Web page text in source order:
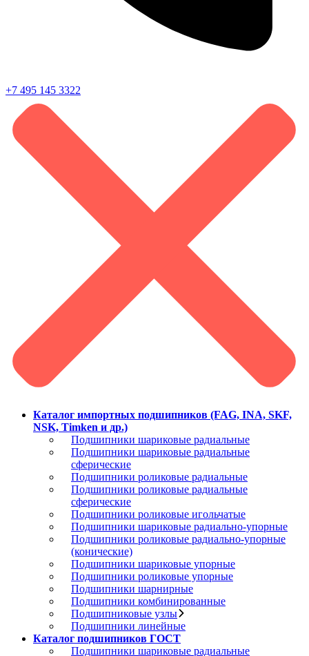
+7 495 145 3322
Каталог импортных подшипников (FAG, INA, SKF,
NSK, Timken и др.)
Подшипники шариковые радиальные
Подшипники шариковые радиальные
сферические
Подшипники роликовые радиальные
Подшипники роликовые радиальные
сферические
Подшипники роликовые игольчатые
Подшипники шариковые радиально-упорные
Подшипники роликовые радиально-упорные
(конические)
Подшипники шариковые упорные
Подшипники роликовые упорные
Подшипники шарнирные
Подшипники комбинированные
Подшипниковые узлы
Подшипники линейные
Каталог подшипников ГОСТ
Подшипники шариковые радиальные